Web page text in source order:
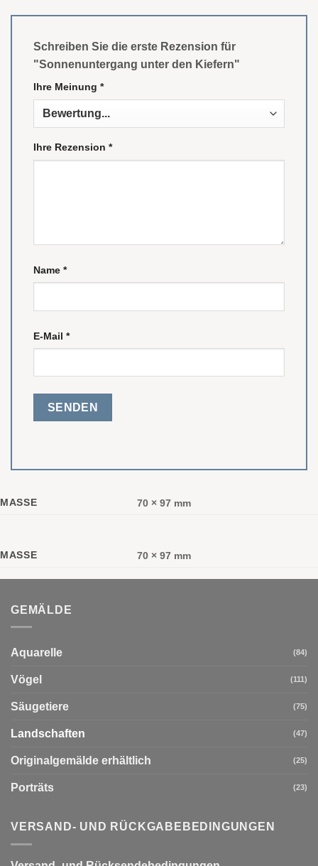
Schreiben Sie die erste Rezension für
"Sonnenuntergang unter den Kiefern"
Ihre Meinung *
Ihre Rezension *
Name *
E-Mail *
MASSE 70 × 97 mm
MASSE 70 × 97 mm
GEMÄLDE
Aquarelle (84)
Vögel (111)
Säugetiere (75)
Landschaften (47)
Originalgemälde erhältlich (25)
Porträts (23)
VERSAND- UND RÜCKGABEBEDINGUNGEN